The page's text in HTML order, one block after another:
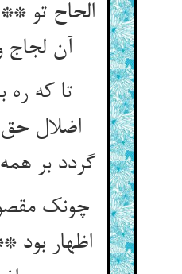
الحاح تو
آن لجاج
تا که ره
اضلال
گردد بر
چونک
اظهار بود